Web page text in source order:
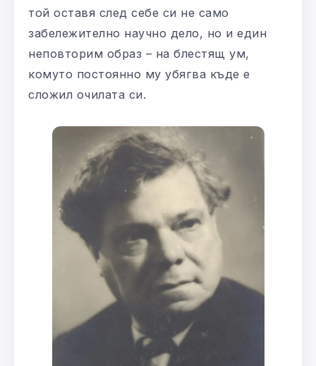
той оставя след себе си не само
забележително научно дело, но и един
неповторим образ – на блестящ ум,
комуто постоянно му убягва къде е
сложил очилата си.